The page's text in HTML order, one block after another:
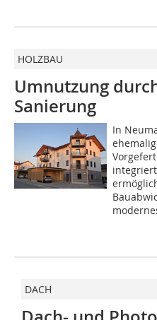
HOLZBAU
Umnutzung
Sanierung
In
DACH